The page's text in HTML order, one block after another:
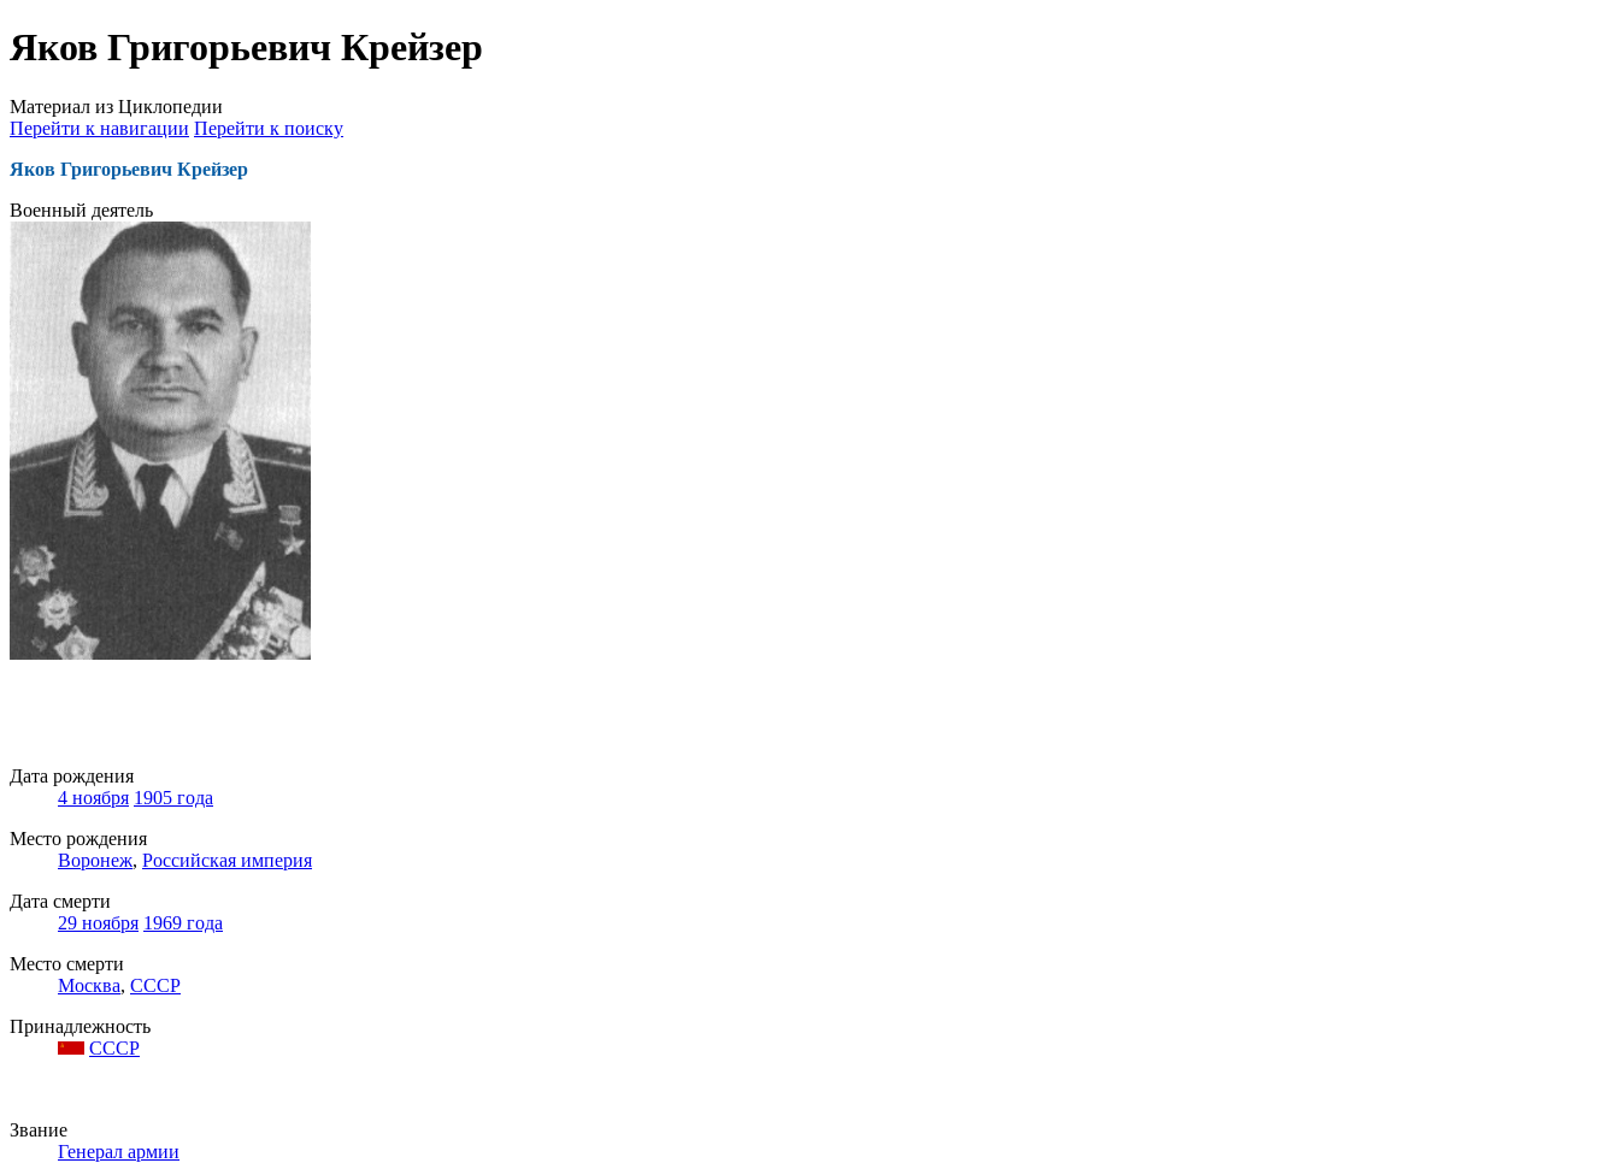
Яков Григорьевич Крейзер
Материал из Циклопедии
Перейти к навигации Перейти к поиску
Яков Григорьевич Крейзер
Военный деятель
Дата рождения
4 ноября 1905 года
Место рождения
Воронеж, Российская империя
Дата смерти
29 ноября 1969 года
Место смерти
Москва, СССР
Принадлежность
СССР
Звание
Генерал армии